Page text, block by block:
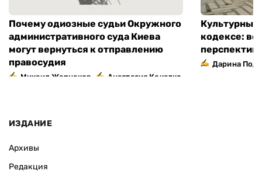
Почему одиозные судьи Окружного
административного суда Киева
могут вернуться к отправлению
правосудия
Михаил Жернаков Анастасия Кокалко
Культурный
кодексе:
Дарина
ИЗДАНИЕ
Архивы
Редакция